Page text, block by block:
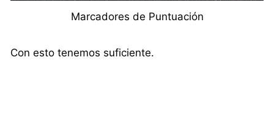
Marcadores de Puntuación
Con esto tenemos suficiente.